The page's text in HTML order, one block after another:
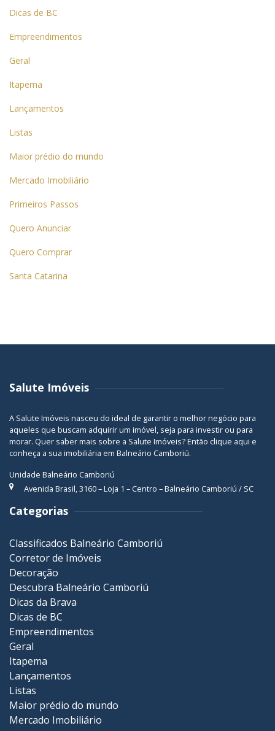
Dicas de BC
Empreendimentos
Geral
Itapema
Lançamentos
Listas
Maior prédio do mundo
Mercado Imobiliário
Primeiros Passos
Quero Anunciar
Quero Comprar
Santa Catarina
Salute Imóveis
A Salute Imóveis nasceu do ideal de garantir o melhor negócio para
aqueles que buscam adquirir um imóvel, seja para investir ou para
morar. Quer saber mais sobre a Salute Imóveis? Então clique aqui e
conheça a sua imobiliária em Balneário Camboriú.
Unidade Balneário Camboriú
Avenida Brasil, 3160 – Loja 1 – Centro – Balneário Camboriú / SC
Categorias
Classificados Balneário Camboriú
Corretor de Imóveis
Decoração
Descubra Balneário Camboriú
Dicas da Brava
Dicas de BC
Empreendimentos
Geral
Itapema
Lançamentos
Listas
Maior prédio do mundo
Mercado Imobiliário